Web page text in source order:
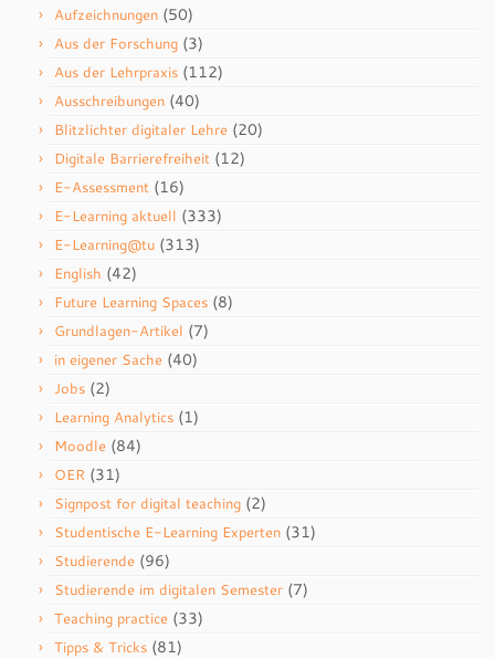
Aufzeichnungen (50)
Aus der Forschung (3)
Aus der Lehrpraxis (112)
Ausschreibungen (40)
Blitzlichter digitaler Lehre (20)
Digitale Barrierefreiheit (12)
E-Assessment (16)
E-Learning aktuell (333)
E-Learning@tu (313)
English (42)
Future Learning Spaces (8)
Grundlagen-Artikel (7)
in eigener Sache (40)
Jobs (2)
Learning Analytics (1)
Moodle (84)
OER (31)
Signpost for digital teaching (2)
Studentische E-Learning Experten (31)
Studierende (96)
Studierende im digitalen Semester (7)
Teaching practice (33)
Tipps & Tricks (81)